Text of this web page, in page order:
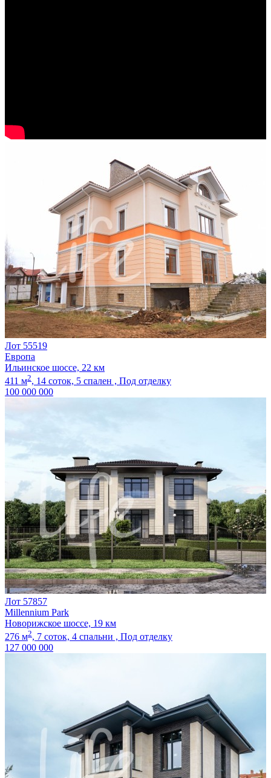
Лот 55519
Европа
Ильинское шоссе, 22 км
411 м2, 14 соток, 5 спален , Под отделку
100 000 000
Лот 57857
Millennium Park
Новорижское шоссе, 19 км
276 м2, 7 соток, 4 спальни , Под отделку
127 000 000